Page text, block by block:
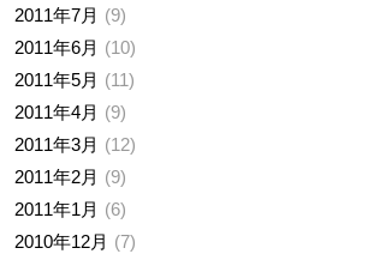
2011年7月
9
2011年6月
10
2011年5月
11
2011年4月
9
2011年3月
12
2011年2月
9
2011年1月
6
2010年12月
7